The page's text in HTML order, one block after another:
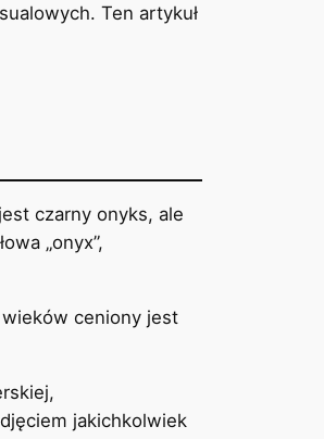
Ten artykuł
czarny onyks, ale
„onyx”,
ceniony jest
jakichkolwiek